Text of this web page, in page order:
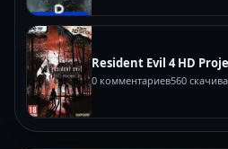
Resident Evil 4 HD
0 комментариев560